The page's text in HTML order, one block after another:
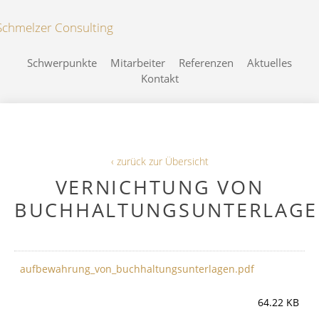
Schwerpunkte Mitarbeiter Referenzen
Aktuelles
Kontakt
‹ zurück zur Übersicht
VERNICHTUNG VON
aufbewahrung_von_buchhaltungsunterlagen.pdf
64.22 KB